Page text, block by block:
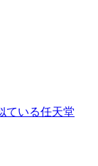
ている任天堂